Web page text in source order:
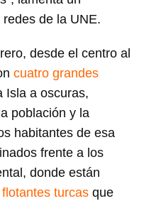
de la UNE.
desde el centro al
cuatro grandes
Isla a oscuras,
población y la
habitantes de esa
frente a los
donde están
turcas que